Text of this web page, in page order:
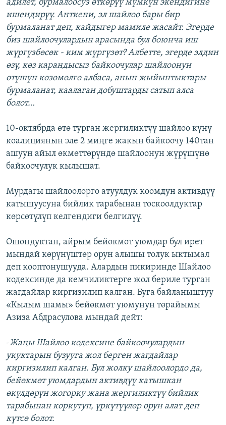
адилет, бурмалоосуз өткөрүү мүмкүн экендигине
ишендирүү. Анткени, эл шайлоо бары бир
бурмаланат деп, кайдыгер мамиле жасайт. Эгерде
биз шайлоочулардын арасында бул боюнча иш
жүргүзбөсөк - ким жүргүзөт? Албетте, эгерде элдин
өзү, көз карандысыз байкоочулар шайлоонун
өтүшүн көзөмөлгө албаса, анын жыйынтыктары
бурмаланат, каалаган добуштарды сатып алса
болот…
10-октябрда өтө турган жергиликтүү шайлоо күнү
коалициянын эле 2 миңге жакын байкоочу 140тан
ашуун айыл өкмөттөрүндө шайлоонун жүрүшүнө
байкоочулук кылышат.
Мурдагы шайлоолорго атуулдук коомдун активдүү
катышуусуна бийлик тарабынан тоскоолдуктар
көрсөтүлүп келгендиги белгилүү.
Ошондуктан, айрым бейөкмөт уюмдар бул ирет
мындай көрүнүштөр орун алышы толук ыктымал
деп кооптонушууда. Алардын пикиринде Шайлоо
кодексинде да кемчиликтерге жол бериле турган
жагдайлар киргизилип калган. Буга байланыштуу
«Кылым шамы» бейөкмөт уюмунун төрайымы
Азиза Абдрасулова мындай дейт:
-Жаңы Шайлоо кодексине байкоочулардын
укуктарын бузууга жол берген жагдайлар
киргизилип калган. Бул жолку шайлоолордо да,
бейөкмөт уюмдардын активдүү катышкан
өкүлдөрүн жогорку жана жергиликтүү бийлик
тарабынан коркутуп, үркүтүүлөр орун алат деп
күтсө болот.